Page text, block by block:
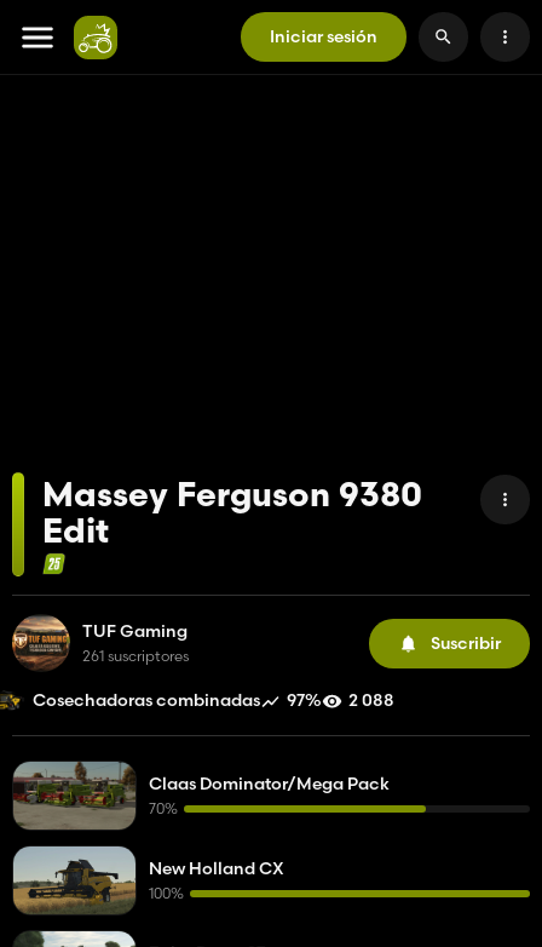
Iniciar sesión
Massey Ferguson 9380
Edit
TUF Gaming
261 suscriptores
Suscribir
Cosechadoras combinadas 97% 2 088
Claas Dominator/Mega Pack
70%
New Holland CX
100%